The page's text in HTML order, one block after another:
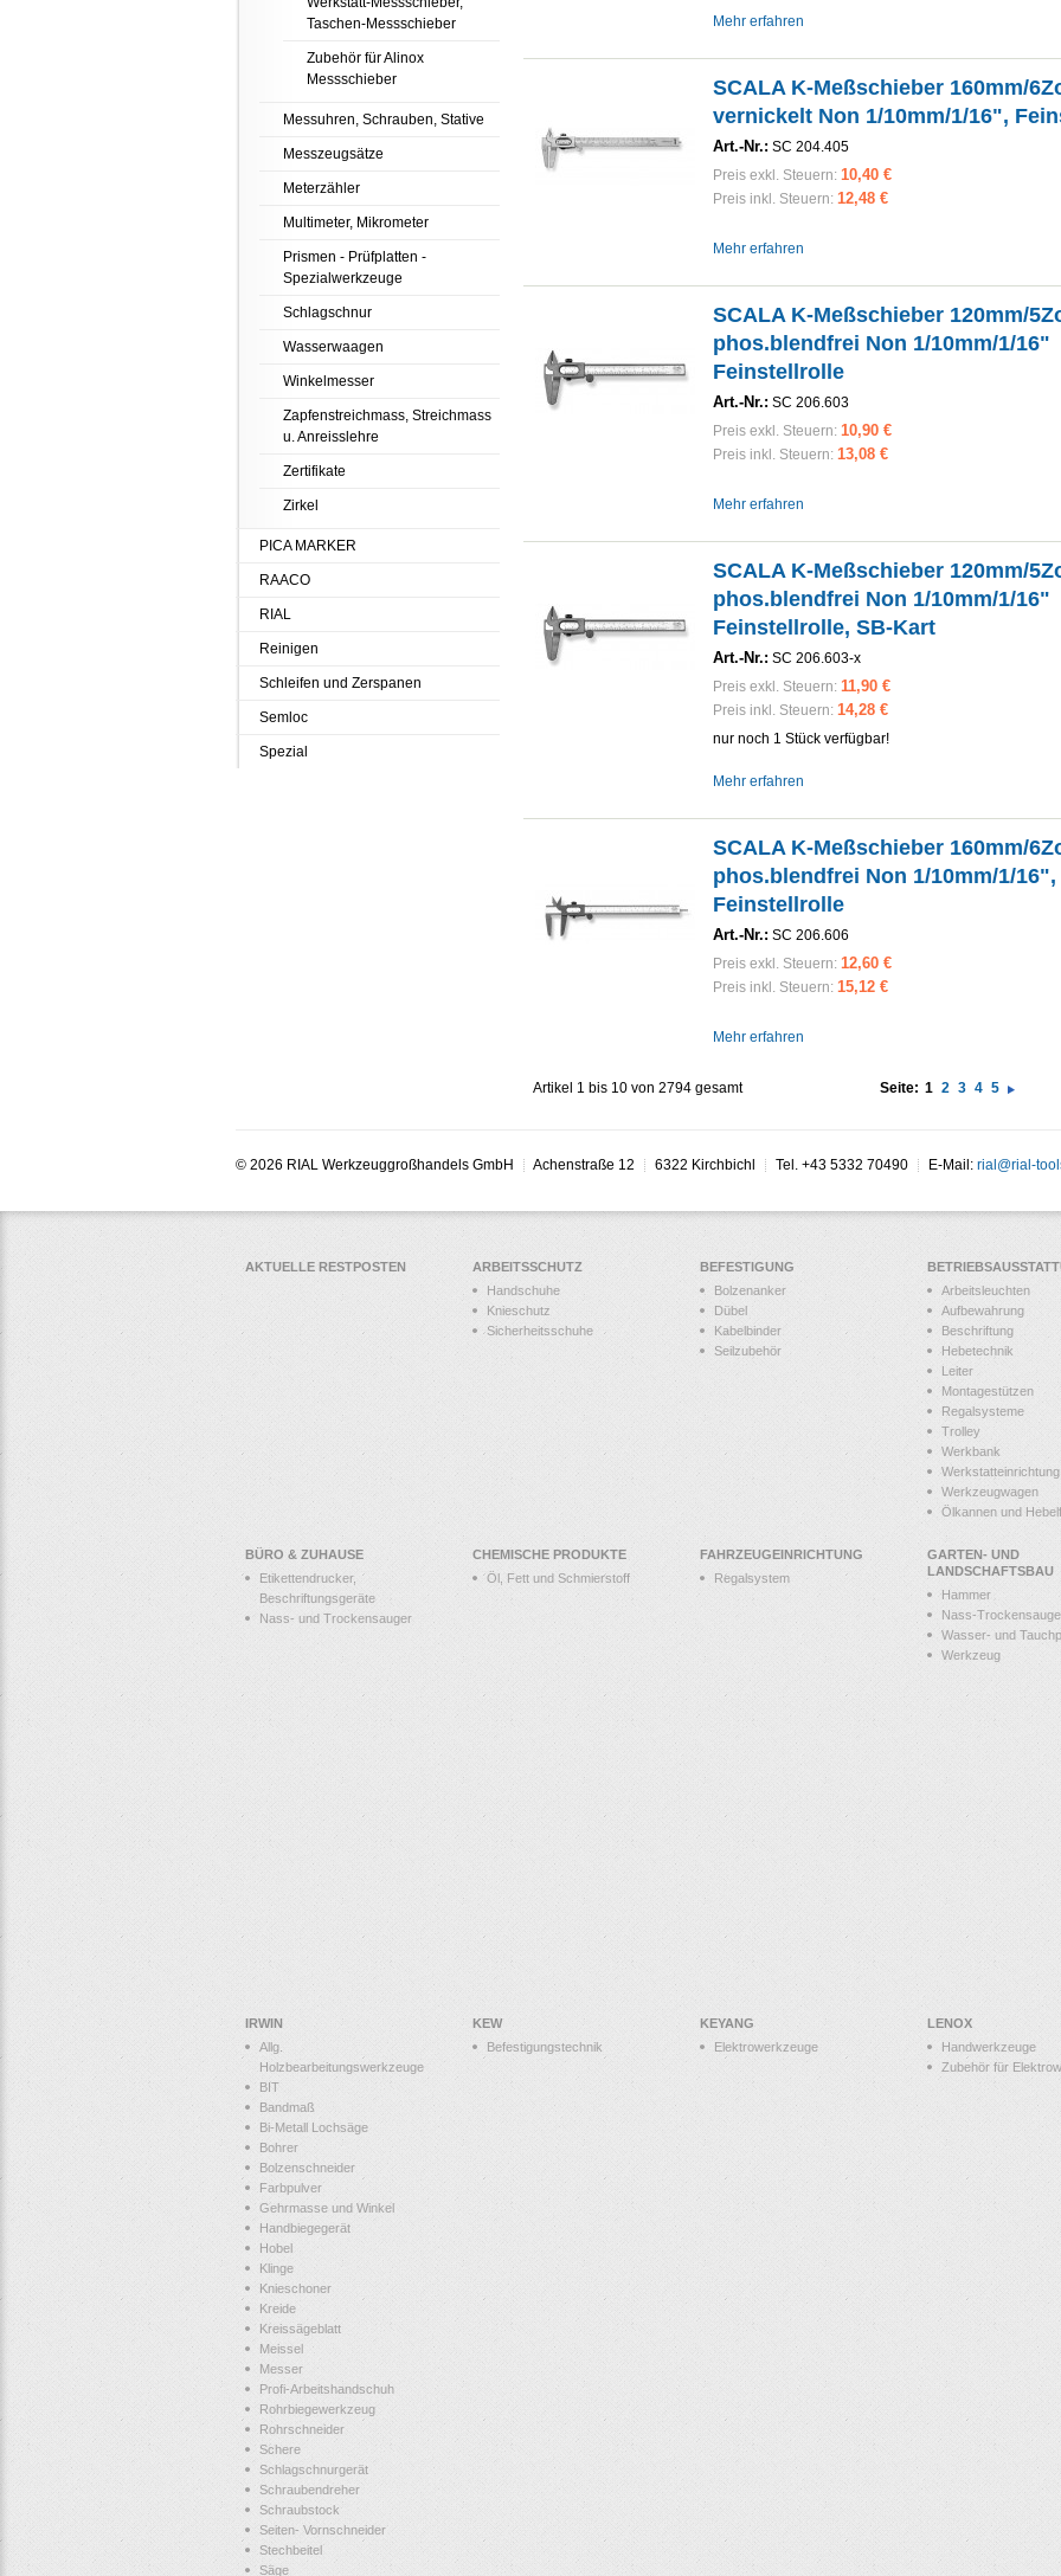
Mehr erfahren
SCALA K-Meßschieber 160mm/
vernickelt Non 1/10mm/1/16",
Art.-Nr.: SC 204.405
Preis exkl. Steuern: 10,40 €
Preis inkl. Steuern: 12,48 €
Mehr erfahren
SCALA K-Meßschieber 120mm/
phos.blendfrei Non 1/10mm/1/16"
Feinstellrolle
Art.-Nr.: SC 206.603
Preis exkl. Steuern: 10,90 €
Preis inkl. Steuern: 13,08 €
Mehr erfahren
SCALA K-Meßschieber 120mm/
phos.blendfrei Non 1/10mm/1/16"
Feinstellrolle, SB-Kart
Art.-Nr.: SC 206.603-x
Preis exkl. Steuern: 11,90 €
Preis inkl. Steuern: 14,28 €
nur noch 1 Stück verfügbar!
Mehr erfahren
SCALA K-Meßschieber 160mm/
phos.blendfrei Non 1/10mm/1/16",
Feinstellrolle
Art.-Nr.: SC 206.606
Preis exkl. Steuern: 12,60 €
Preis inkl. Steuern: 15,12 €
Mehr erfahren
Artikel 1 bis 10 von 2794 gesamt Seite: 1 2 3 4 5
Taschen-Messschieber
Zubehör für Alinox
Messschieber
Messuhren, Schrauben, Stative
Messzeugsätze
Meterzähler
Multimeter, Mikrometer
Prismen - Prüfplatten -
Spezialwerkzeuge
Schlagschnur
Wasserwaagen
Winkelmesser
Zapfenstreichmass, Streichmass
u. Anreisslehre
Zertifikate
Zirkel
PICA MARKER
RAACO
RIAL
Reinigen
Schleifen und Zerspanen
Semloc
Spezial
© 2026 RIAL Werkzeuggroßhandels GmbH Achenstraße 12 6322 Kirchbichl Tel. +43 5332 70490 E-Mail: rial@rial-
AKTUELLE RESTPOSTEN
ARBEITSSCHUTZ
Handschuhe
Knieschutz
Sicherheitsschuhe
BEFESTIGUNG
Bolzenanker
Dübel
Kabelbinder
Seilzubehör
Arbeitsleuchten
Aufbewahrung
Beschriftung
Hebetechnik
Leiter
Montagestützen
Regalsysteme
Trolley
Werkbank
Werkstatteinrichtung
Werkzeugwagen
Ölkannen und
BÜRO & ZUHAUSE
Etikettendrucker,
Beschriftungsgeräte
Nass- und Trockensauger
CHEMISCHE PRODUKTE
Öl, Fett und Schmierstoff
FAHRZEUGEINRICHTUNG
Regalsystem
GARTEN- UND
LANDSCHAFTSBAU
Hammer
Nass-
Wasser- und
Werkzeug
IRWIN
Allg.
Holzbearbeitungswerkzeuge
BIT
Bandmaß
Bi-Metall Lochsäge
Bohrer
Bolzenschneider
Farbpulver
Gehrmasse und Winkel
Handbiegegerät
Hobel
Klinge
Knieschoner
Kreide
Kreissägeblatt
Meissel
Messer
Profi-Arbeitshandschuh
Rohrbiegewerkzeug
Rohrschneider
Schere
Schlagschnurgerät
Schraubendreher
Schraubstock
Seiten- Vornschneider
Stechbeitel
Säge
KEW
Befestigungstechnik
KEYANG
Elektrowerkzeuge
LENOX
Handwerkzeuge
Zubehör für